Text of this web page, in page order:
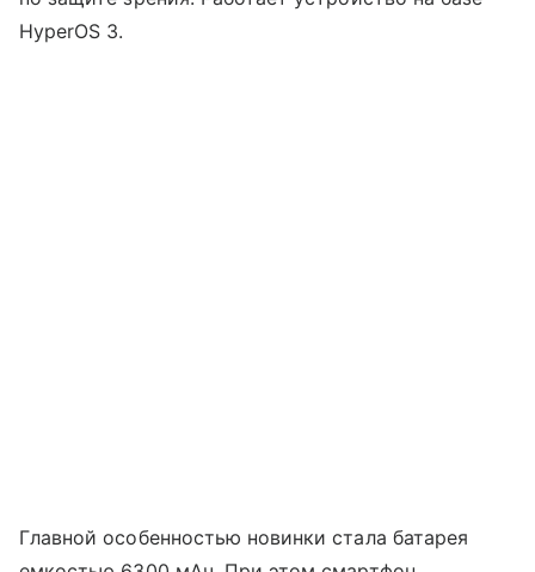
HyperOS 3.
Главной особенностью новинки стала батарея